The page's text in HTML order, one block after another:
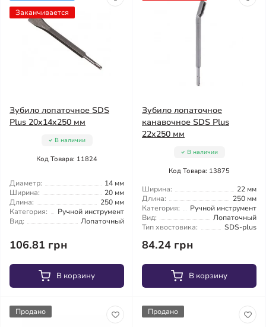
Заканчивается
Зубило лопаточное SDS
Plus 20x14x250 мм
В наличии
Код Товара: 11824
Диаметр:
14 мм
Ширина:
20 мм
Длина:
250 мм
Категория:
Ручной инструмент
Вид:
Лопаточный
106.81 грн
В корзину
Зубило лопаточное
канавочное SDS Plus
22x250 мм
В наличии
Код Товара: 13875
Ширина:
22 мм
Длина:
250 мм
Категория:
Ручной инструмент
Вид:
Лопаточный
Тип хвостовика:
SDS-plus
84.24 грн
В корзину
Продано Продано